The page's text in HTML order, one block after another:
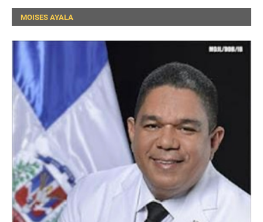
MOISES AYALA